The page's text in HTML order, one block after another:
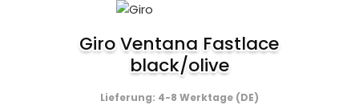
Giro Ventana Fastlace
black/olive
Lieferung: 4-8 Werktage (DE)